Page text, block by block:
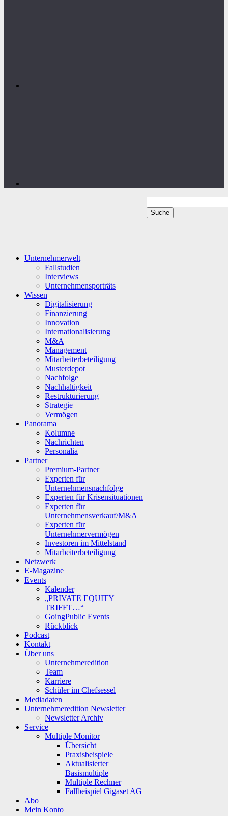
Unternehmerwelt
Fallstudien
Interviews
Unternehmensporträts
Wissen
Digitalisierung
Finanzierung
Innovation
Internationalisierung
M&A
Management
Mitarbeiterbeteiligung
Musterdepot
Nachfolge
Nachhaltigkeit
Restrukturierung
Strategie
Vermögen
Panorama
Kolumne
Nachrichten
Personalia
Partner
Premium-Partner
Experten für
Unternehmensnachfolge
Experten für Krisensituationen
Experten für
Unternehmensverkauf/M&A
Experten für
Unternehmervermögen
Investoren im Mittelstand
Mitarbeiterbeteiligung
Netzwerk
E-Magazine
Events
Kalender
„PRIVATE EQUITY
TRIFFT…“
GoingPublic Events
Rückblick
Podcast
Kontakt
Über uns
Unternehmeredition
Team
Karriere
Schüler im Chefsessel
Mediadaten
Unternehmeredition Newsletter
Newsletter Archiv
Service
Multiple Monitor
Übersicht
Praxisbeispiele
Aktualisierter
Basismultiple
Multiple Rechner
Fallbeispiel Gigaset AG
Abo
Mein Konto